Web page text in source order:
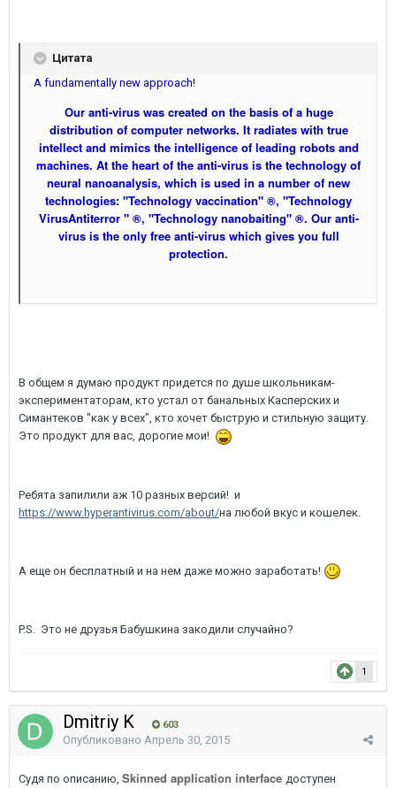
Цитата
A fundamentally new approach!
Our anti-virus was created on the basis of a huge
distribution of computer networks. It radiates with true
intellect and mimics the intelligence of leading robots and
machines. At the heart of the anti-virus is the technology of
neural nanoanalysis, which is used in a number of new
technologies: "Technology vaccination" ®, "Technology
VirusAntiterror " ®, "Technology nanobaiting" ®. Our anti-
virus is the only free anti-virus which gives you full
protection.
В общем я думаю продукт придется по душе школьникам-
экспериментаторам, кто устал от банальных Касперских и
Симантеков "как у всех", кто хочет быструю и стильную защиту.
Это продукт для вас, дорогие мои!
Ребята запилили аж 10 разных версий! и
https://www.hyperantivirus.com/about/на любой вкус и кошелек.
А еще он бесплатный и на нем даже можно заработать!
P.S. Это не друзья Бабушкина закодили случайно?
1
Dmitriy K 603
Опубликовано Апрель 30, 2015
Судя по описанию, Skinned application interface доступен